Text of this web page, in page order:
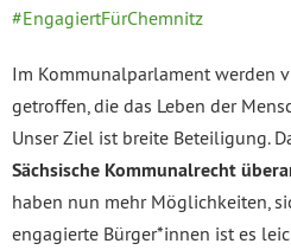
#EngagiertFürChemnitz
Im Kommunalparlament werden
getroffen, die das Leben der
Unser Ziel ist breite Beteiligung.
Sächsische Kommunalrecht
haben nun mehr Möglichkeiten,
engagierte Bürger*innen ist es